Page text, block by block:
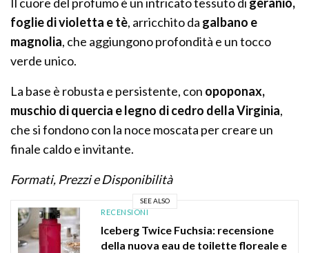
foglie di violetta e tè, arricchito da galbano e
magnolia, che aggiungono profondità e un tocco
verde unico.
La base è robusta e persistente, con opoponax,
muschio di quercia e legno di cedro della Virginia,
che si fondono con la noce moscata per creare un
finale caldo e invitante.
Formati, Prezzi e Disponibilità
SEE ALSO
RECENSIONI
Iceberg Twice Fuchsia: recensione
della nuova eau de toilette floreale e